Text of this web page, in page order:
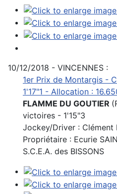
10/12/2018 - VINCENNES :
1er Prix de Montargis -
1'17"1 - Allocation :
FLAMME DU GOUTIER
victoires - 1'15"3
Jockey/Driver : Clément
Propriétaire : Ecurie
S.C.E.A. des BISSONS